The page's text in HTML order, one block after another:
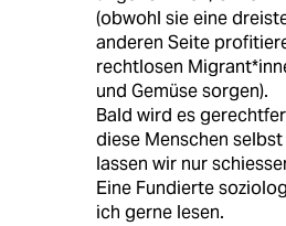
(obwohl sie eine
anderen Seite
rechtlosen
und Gemüse sorgen).
Bald wird es
diese Menschen
lassen wir nur
Eine Fundierte
ich gerne lesen.